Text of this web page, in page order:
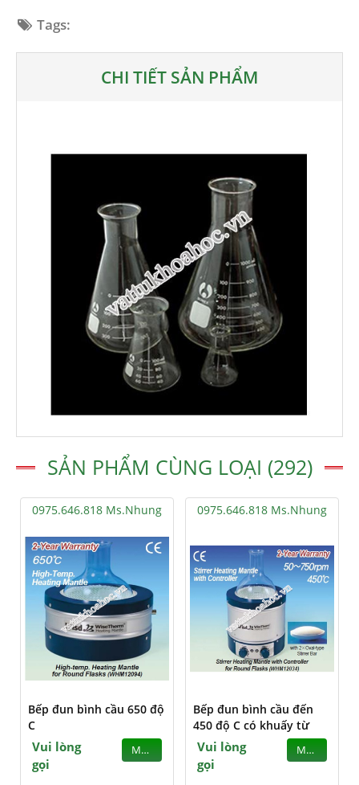
Tags:
CHI TIẾT SẢN PHẨM
SẢN PHẨM CÙNG LOẠI (292)
0975.646.818 Ms.Nhung
Bếp đun bình cầu 650 độ
C
Vui lòng
gọi
MUA
0975.646.818 Ms.Nhung
Bếp đun bình cầu đến
450 độ C có khuấy từ
Vui lòng
gọi
MUA